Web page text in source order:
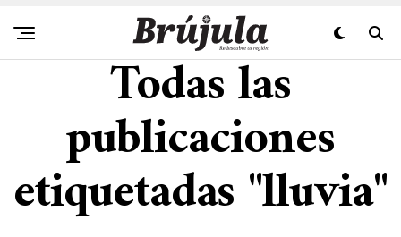
Todas las
publicaciones
etiquetadas "lluvia"